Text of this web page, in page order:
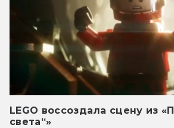
LEGO воссоздала сцену из
света“»